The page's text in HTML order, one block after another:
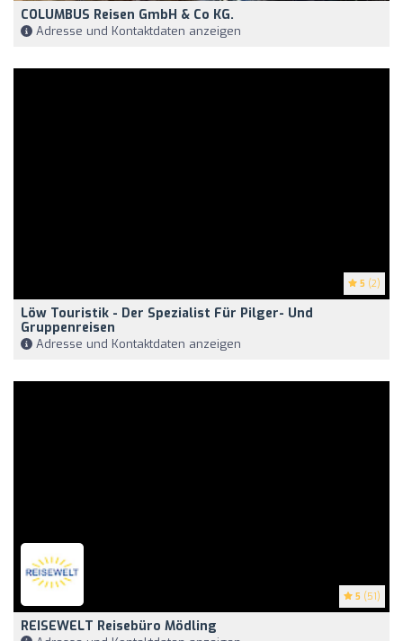
COLUMBUS Reisen GmbH & Co KG.
Adresse und Kontaktdaten anzeigen
5 (2)
Löw Touristik - Der Spezialist Für Pilger- Und
Gruppenreisen
Adresse und Kontaktdaten anzeigen
5 (51)
REISEWELT Reisebüro Mödling